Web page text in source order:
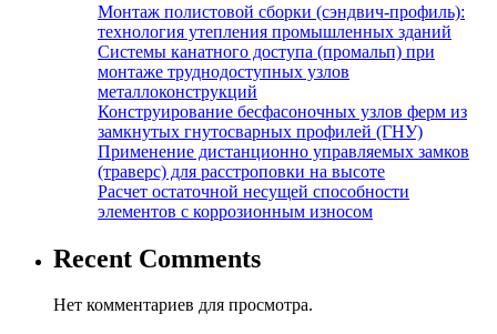
Монтаж полистовой сборки (сэндвич-профиль):
технология утепления промышленных зданий
Системы канатного доступа (промальп) при
монтаже труднодоступных узлов
металлоконструкций
Конструирование бесфасоночных узлов ферм из
замкнутых гнутосварных профилей (ГНУ)
Применение дистанционно управляемых замков
(траверс) для расстроповки на высоте
Расчет остаточной несущей способности
элементов с коррозионным износом
Recent Comments
Нет комментариев для просмотра.